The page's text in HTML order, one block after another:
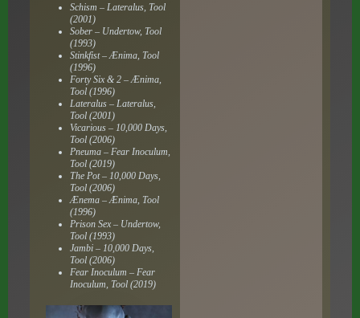
Schism – Lateralus, Tool
(2001)
Sober – Undertow, Tool
(1993)
Stinkfist – Ænima, Tool
(1996)
Forty Six & 2 – Ænima,
Tool (1996)
Lateralus – Lateralus,
Tool (2001)
Vicarious – 10,000 Days,
Tool (2006)
Pneuma – Fear Inoculum,
Tool (2019)
The Pot – 10,000 Days,
Tool (2006)
Ænema – Ænima, Tool
(1996)
Prison Sex – Undertow,
Tool (1993)
Jambi – 10,000 Days,
Tool (2006)
Fear Inoculum – Fear
Inoculum, Tool (2019)